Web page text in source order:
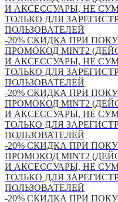
И АКСЕССУАРЫ, НЕ
ТОЛЬКО ДЛЯ
ПОЛЬЗОВАТЕЛЕЙ
-20% СКИДКА ПРИ
ПРОМОКОД MINT2
И АКСЕССУАРЫ, НЕ
ТОЛЬКО ДЛЯ
ПОЛЬЗОВАТЕЛЕЙ
-20% СКИДКА ПРИ
ПРОМОКОД MINT2
И АКСЕССУАРЫ, НЕ
ТОЛЬКО ДЛЯ
ПОЛЬЗОВАТЕЛЕЙ
-20% СКИДКА ПРИ
ПРОМОКОД MINT2
И АКСЕССУАРЫ, НЕ
ТОЛЬКО ДЛЯ
ПОЛЬЗОВАТЕЛЕЙ
-20% СКИДКА ПРИ